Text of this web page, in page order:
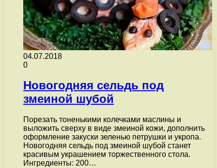
04.07.2018
0
Новогодняя сельдь под
змеиной шубой
Порезать тоненькими колечками маслины и
выложить сверху в виде змеиной кожи, дополнить
оформление закуски зеленью петрушки и укропа.
Новогодняя сельдь под змеиной шубой станет
красивым украшением торжественного стола.
Ингредиенты: 200…